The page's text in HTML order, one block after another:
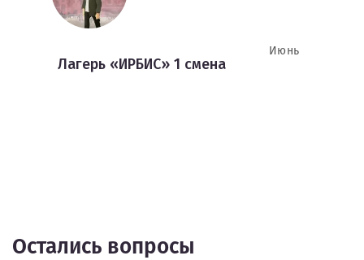
Лагерь «ИРБИС» 1 смена
Июнь
Остались вопросы